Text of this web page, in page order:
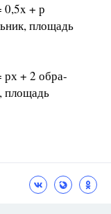
0,5x + р
площадь
рх + 2 обра-
площадь